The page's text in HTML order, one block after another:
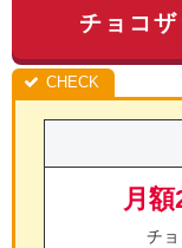
チョコ
月額
チ